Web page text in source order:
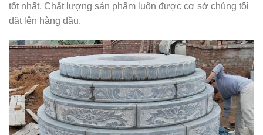
tốt nhất. Chất lượng sản phẩm luôn được cơ sở chúng tôi
đặt lên hàng đầu.